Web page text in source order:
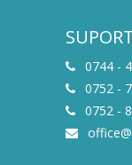
0744 -
0752 -
0752 -